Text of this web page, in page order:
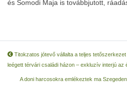
és Somodi Maja is továbbjutott,
Titokzatos jótevő vállalta a teljes
leégett térvári családi házon – exkluzív interjú az
A doni harcosokra emlékeztek ma